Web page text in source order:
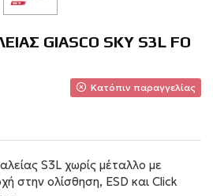
GIASCO SKY S3L FO
Κατόπιν παραγγελίας
S3L χωρίς μέταλλο με
στην ολίσθηση, ESD και Click